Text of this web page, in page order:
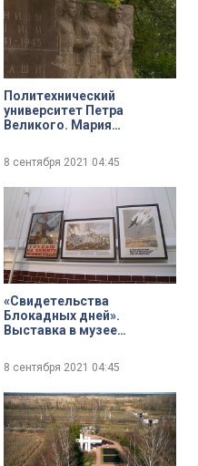
Политехнический
университет Петра
Великого. Мария
Роман Панов, ведущий
специалист музея истории
воинов-политехников
8 сентября 2021 04:45
«Свидетельства
Блокадных дней».
Выставка в музее
роли «печатного слова» в
годы Великой
Отечественной войны
8 сентября 2021 04:45